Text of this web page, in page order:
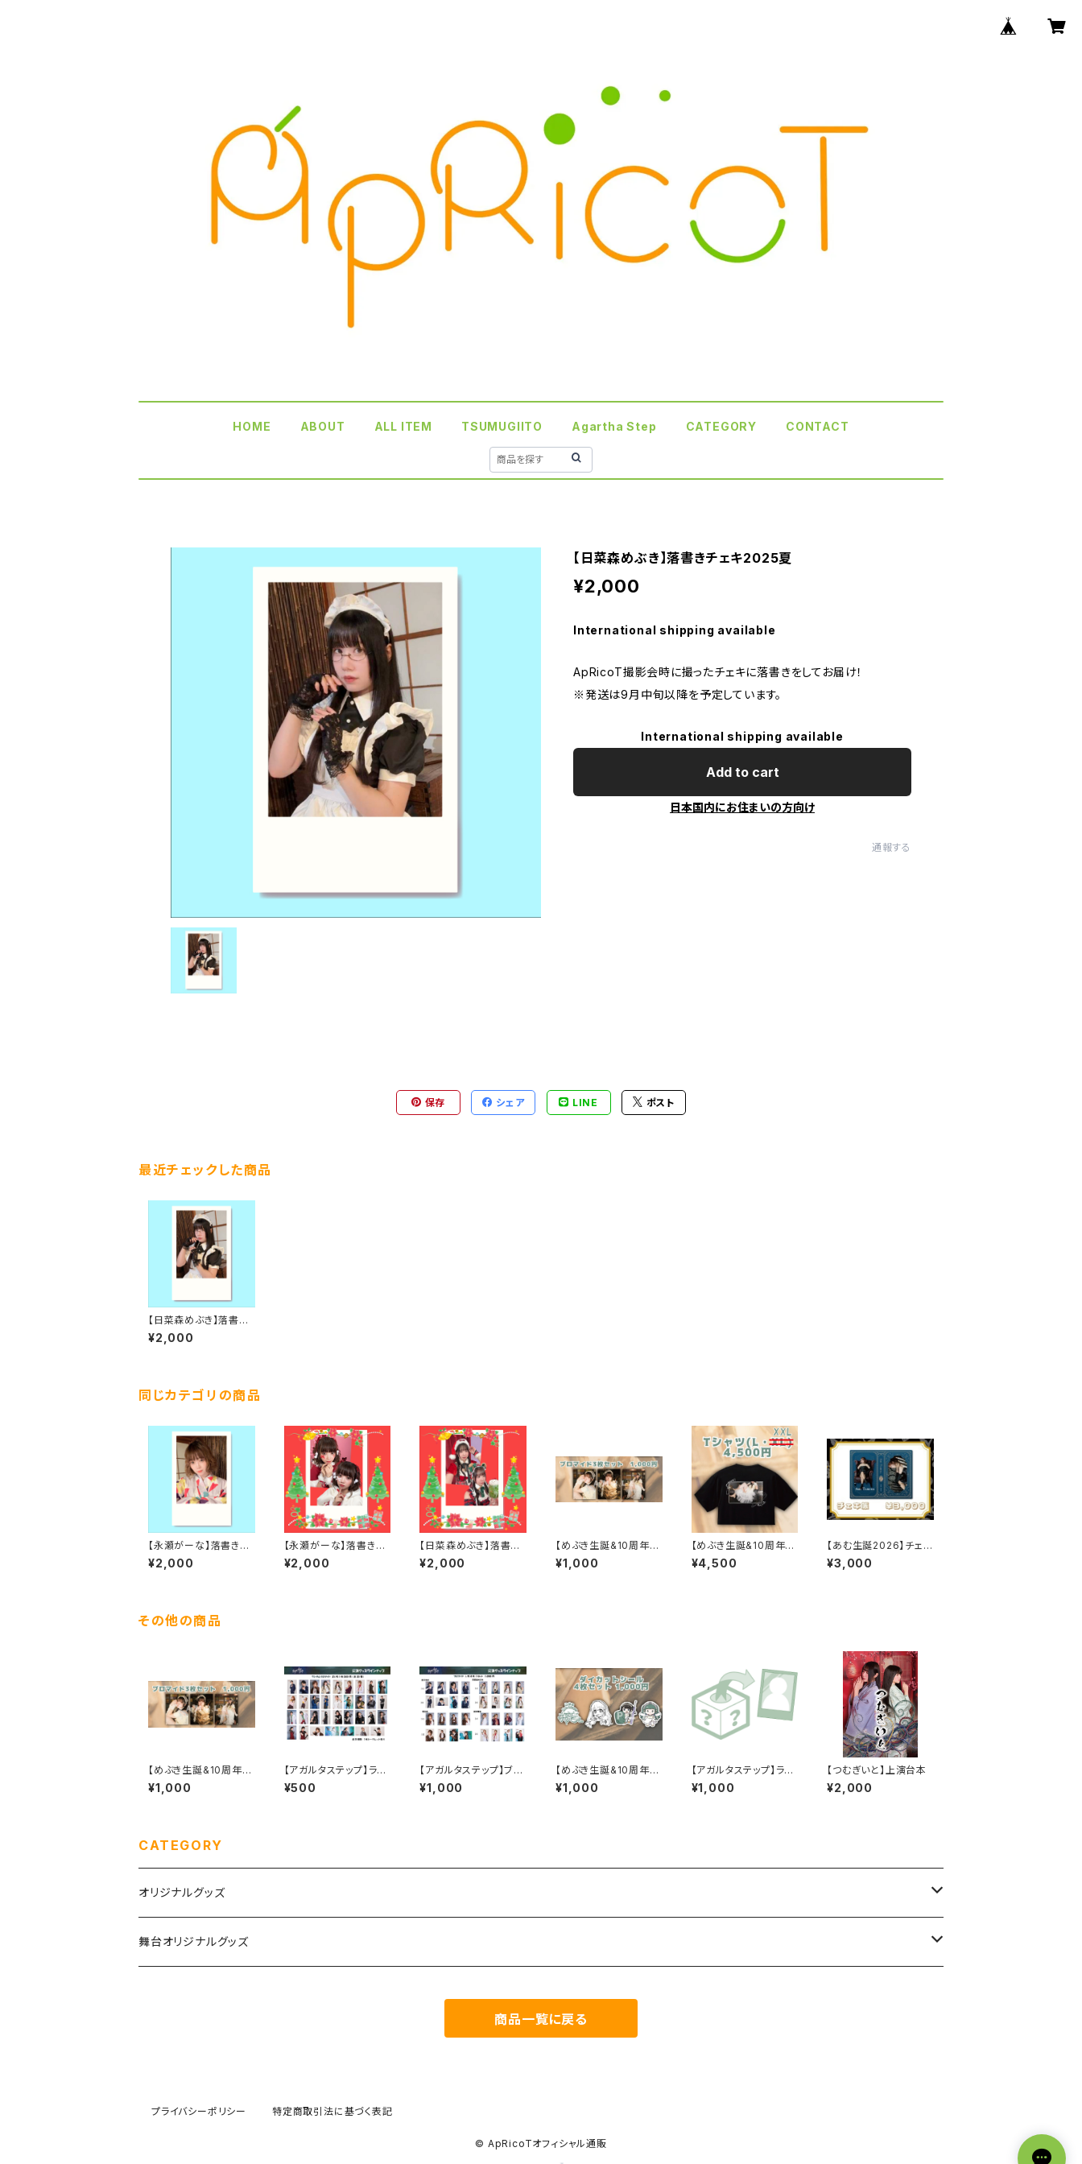
HOME ABOUT ALL ITEM TSUMUGIITO Agartha Step CATEGORY CONTACT
【日菜森めぶき】落書きチェキ2025夏
¥2,000
International shipping available
ApRicoT撮影会時に撮ったチェキに落書きをしてお届け！
※発送は9月中旬以降を予定しています。
International shipping available
Add to cart
日本国内にお住まいの方向け
通報する
保存 シェア LINE ポスト
最近チェックした商品
【日菜森めぶき】落書き
チェキ2025夏
¥2,000
同じカテゴリの商品
【永瀬がーな】落書きチ
ェキ2025夏
¥2,000
【永瀬がーな】落書きチ
ェキ～クリスマス2025
～
¥2,000
【日菜森めぶき】落書き
チェキ～クリスマス202
5～
¥2,000
【めぶき生誕&10周年】
ブロマイドセット
¥1,000
【めぶき生誕&10周年】
オリジナルTシャツ
¥4,500
【あむ生誕2026】チェキ
帳
¥3,000
その他の商品
【めぶき生誕&10周年】
ブロマイドセット
¥1,000
【アガルタステップ】ラン
ダムブロマイド
¥500
【アガルタステップ】ブロ
マイドセット
¥1,000
【めぶき生誕&10周年】
ダイカットシール
¥1,000
【アガルタステップ】ラン
ダムチェキ
¥1,000
【つむぎいと】上演台本
¥2,000
CATEGORY
オリジナルグッズ
チェキ
舞台オリジナルグッズ
商品一覧に戻る
プライバシーポリシー 特定商取引法に基づく表記
© ApRicoTオフィシャル通販